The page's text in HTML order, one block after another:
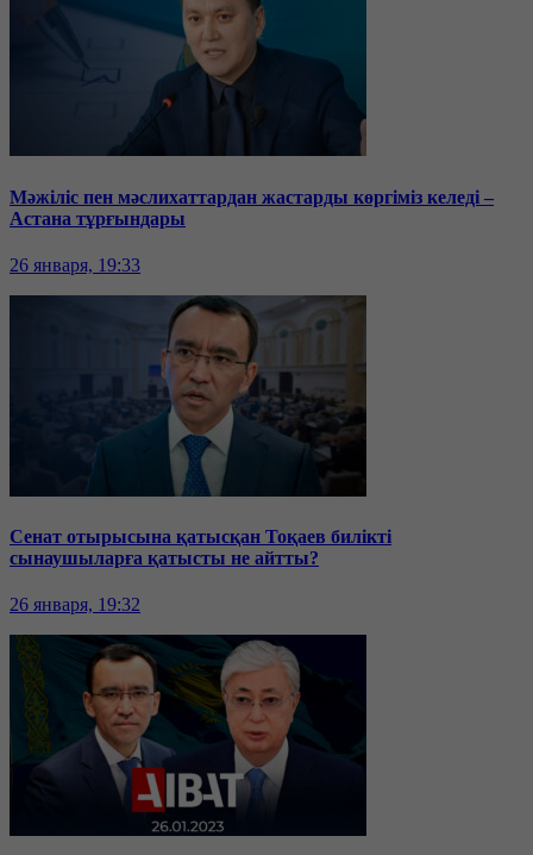
Мәжіліс пен мәслихаттардан жастарды көргіміз келеді –
Астана тұрғындары
26 января, 19:33
Сенат отырысына қатысқан Тоқаев билікті
сынаушыларға қатысты не айтты?
26 января, 19:32